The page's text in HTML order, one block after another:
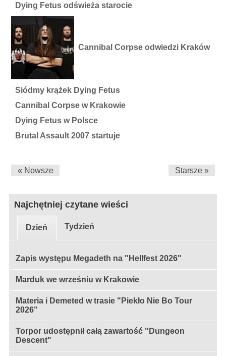
Dying Fetus odświeża starocie
Cannibal Corpse odwiedzi Kraków
Siódmy krążek Dying Fetus
Cannibal Corpse w Krakowie
Dying Fetus w Polsce
Brutal Assault 2007 startuje
« Nowsze Starsze »
Najchętniej czytane wieści
Dzień Tydzień
Zapis występu Megadeth na "Hellfest 2026"
Marduk we wrześniu w Krakowie
Materia i Demeted w trasie "Piekło Nie Bo Tour
2026"
Torpor udostępnił całą zawartość "Dungeon
Descent"